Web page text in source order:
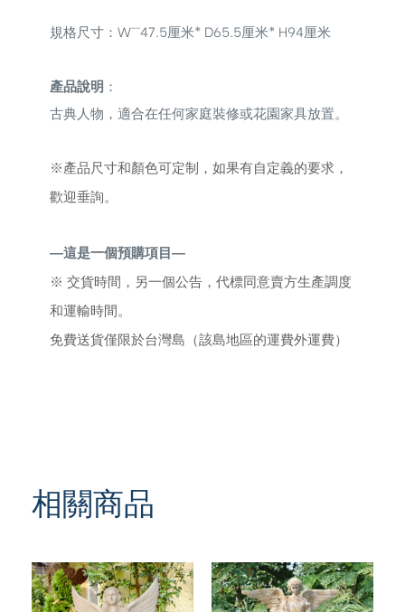
規格尺寸 ： W¯¯47.5厘米* D65.5厘米* H94厘米
產品說明 ：
古典人物，適合在任何家庭裝修或花園家具放置。
※產品尺寸和顏色可定制，如果有自定義的要求，
歡迎垂詢。
—這是一個預購項目—
※ 交貨時間，另一個公告，代標同意賣方生產調度
和運輸時間。
免費送貨僅限於台灣島（該島地區的運費外運費）
相關商品
TREND